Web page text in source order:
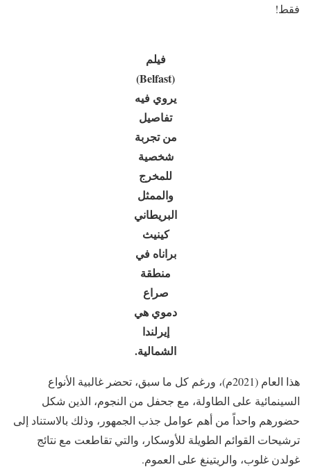
فقط!
فيلم
(Belfast)
يروي فيه
تفاصيل
من تجربة
شخصية
للمخرج
والممثل
البريطاني
كينيث
براناه في
منطقة
صراع
دموي هي
إيرلندا
الشمالية.
هذا العام (2021م)، ورغم كل ما سبق، تحضر غالبية الأنواع
السينمائية على الطاولة، مع جحفل من النجوم، الذين شكل
حضورهم واحداً من أهم عوامل جذب الجمهور، وذلك بالاستناد إلى
ترشيحات القوائم الطويلة للأوسكار، والتي تقاطعت مع نتائج
غولدن غلوب، والريتينغ على العموم.